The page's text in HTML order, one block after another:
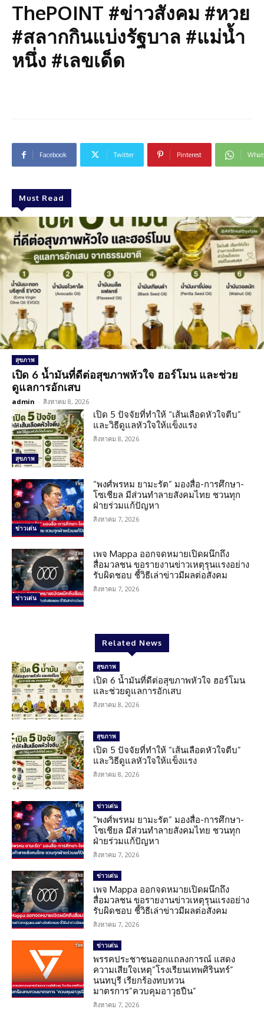
ThePOINT #ข่าวสังคม #หวย
#สลากกินแบ่งรัฐบาล #แม่น้ำ
หนึ่ง #เลขเด็ด
Facebook Twitter Pinterest
Must Read
สุขภาพ
เปิด 6 น้ำมันที่ดีต่อสุขภาพหัวใจ ฮอร์โมน และช่วย
ดูแลการอักเสบ
admin - สิงหาคม 8, 2026
สุขภาพ
เปิด 5 ปัจจัยที่ทำให้ “เส้นเลือดหัวใจตีบ”
และวิธีดูแลหัวใจให้แข็งแรง
สิงหาคม 8, 2026
ข่าวเด่น
“พงศ์พรหม ยามะรัต” มองสื่อ-การศึกษา-
โซเชียล มีส่วนทำลายสังคมไทย ชวนทุก
ฝ่ายร่วมแก้ปัญหา
สิงหาคม 7, 2026
ข่าวเด่น
เพจ Mappa ออกจดหมายเปิดผนึกถึง
สื่อมวลชน ขอรายงานข่าวเหตุรุนแรงอย่าง
รับผิดชอบ ชี้วิธีเล่าข่าวมีผลต่อสังคม
สิงหาคม 7, 2026
Related News
สุขภาพ
เปิด 6 น้ำมันที่ดีต่อสุขภาพหัวใจ ฮอร์โมน
และช่วยดูแลการอักเสบ
สิงหาคม 8, 2026
สุขภาพ
เปิด 5 ปัจจัยที่ทำให้ “เส้นเลือดหัวใจตีบ”
และวิธีดูแลหัวใจให้แข็งแรง
สิงหาคม 8, 2026
ข่าวเด่น
“พงศ์พรหม ยามะรัต” มองสื่อ-การศึกษา-
โซเชียล มีส่วนทำลายสังคมไทย ชวนทุก
ฝ่ายร่วมแก้ปัญหา
สิงหาคม 7, 2026
ข่าวเด่น
เพจ Mappa ออกจดหมายเปิดผนึกถึง
สื่อมวลชน ขอรายงานข่าวเหตุรุนแรงอย่าง
รับผิดชอบ ชี้วิธีเล่าข่าวมีผลต่อสังคม
สิงหาคม 7, 2026
ข่าวเด่น
พรรคประชาชนออกแถลงการณ์ แสดง
ความเสียใจเหตุ”โรงเรียนเทพศิรินทร์”
นนทบุรี เรียกร้องทบทวน
มาตรการ”ควบคุมอาวุธปืน”
สิงหาคม 7, 2026